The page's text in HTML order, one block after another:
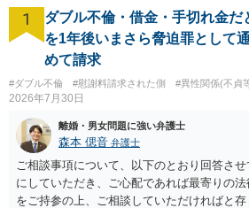
1
ダブル不倫・借金・手切れ金だ
を1年後いまさら脅迫罪として
めて請求
#ダブル不倫 #慰謝料請求された側 #異性関係(不貞
2026年7月30日
離婚・男女問題に強い弁護士
森本 偲音 弁護士
ご相談事項について、以下のとおり回答さ
にしていただき、ご心配であれば最寄りの
をご持参の上、ご相談していただければと